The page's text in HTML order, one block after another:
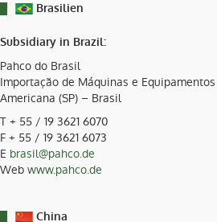
Brasilien
Subsidiary in Brazil:
Pahco do Brasil
Importação de Máquinas e Equipamentos
Americana (SP) – Brasil
T + 55 / 19 3621 6070
F + 55 / 19 3621 6073
E brasil@pahco.de
Web www.pahco.de
China